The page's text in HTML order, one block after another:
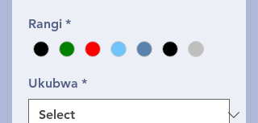
Rangi *
Ukubwa *